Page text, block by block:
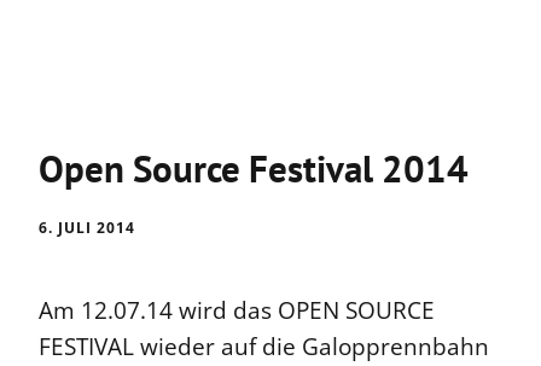
Open Source Festival 2014
6. JULI 2014
Am 12.07.14 wird das OPEN SOURCE
FESTIVAL wieder auf die Galopprennbahn